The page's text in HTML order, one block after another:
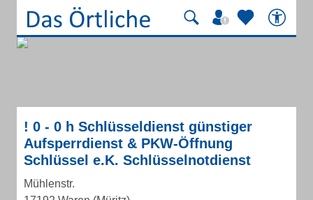
! 0 - 0 h Schlüsseldienst günstiger
Aufsperrdienst & PKW-Öffnung
Schlüssel e.K. Schlüsselnotdienst
Mühlenstr.